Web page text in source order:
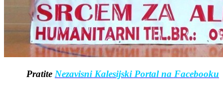
Pratite Nezavisni Kalesijski Portal na Facebooku